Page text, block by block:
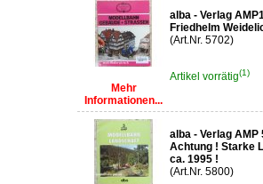
Mehr
Informationen...
alba - Verlag
Friedhelm
(Art.Nr. 5702)
Artikel vorrätig(1)
alba - Verlag
Achtung ! Starke
ca. 1995 !
(Art.Nr. 5800)